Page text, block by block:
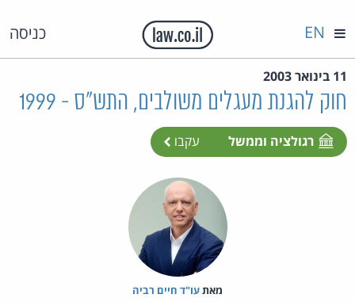
כניסה EN
11 בינואר 2003
חוק להגנת מעגלים משולבים, התש"ס - 1999
רגולציה וממשל עקבו
מאת‏עו"ד חיים רביה